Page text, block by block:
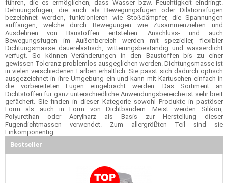
führen, die es ermöglichen, dass Wasser bzw. Feuchtigkeit eindringt.
Dehnungsfugen, die auch als Bewegungsfugen oder Dilationsfugen
bezeichnet werden, funktionieren wie Stoßdämpfer, die Spannungen
auffangen, welche durch Bewegungen wie Zusammenziehen und
Ausdehnen von Baustoffen entstehen. Anschluss- und auch
Bewegungsfugen im Außenbereich werden mit spezieller, flexibler
Dichtungsmasse dauerelastisch, witterungsbeständig und wasserdicht
verfugt. So können Veränderungen in den Baustoffen bis zu einer
gewissen Toleranz problemlos ausgeglichen werden. Dichtungsmasse ist
in vielen verschiedenen Farben erhältlich. Sie passt sich dadurch optisch
ausgezeichnet in ihre Umgebung ein und kann mit Kartuschen einfach in
die vorbereiteten Fugen eingebracht werden. Das Sortiment an
Dichtstoffen für ganz unterschiedliche Anwendungsbereiche ist sehr breit
gefächert. Sie finden in dieser Kategorie sowohl Produkte in pastöser
Form als auch in Form von Dichtbändern. Meist werden Silikon,
Polyurethan oder Acrylharz als Basis zur Herstellung dieser
Fugendichtmassen verwendet. Zum allergrößten Teil sind sie
Einkomponentig.
Bestseller